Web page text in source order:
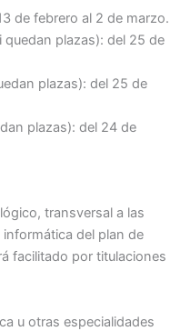
de febrero al 2 de marzo.
plazas): del 25 de
plazas): del 25 de
plazas): del 24 de
transversal a las
informática del plan de
facilitado por titulaciones
u otras especialidades